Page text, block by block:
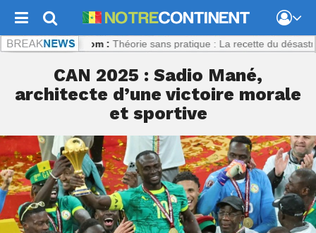
: Théorie sans pratique : La recette du désastre des
CAN 2025 : Sadio Mané,
architecte d’une victoire morale
et sportive